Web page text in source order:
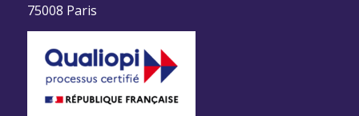
75008 Paris